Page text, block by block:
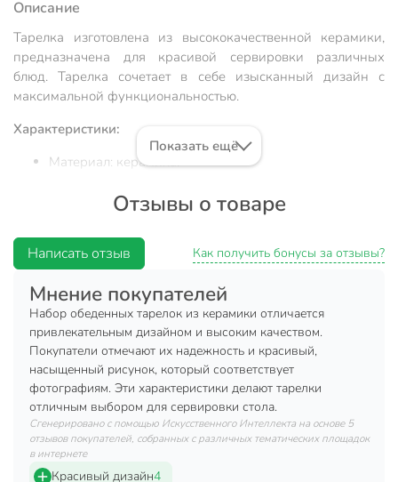
Описание
Тарелка изготовлена из высококачественной керамики,
предназначена для красивой сервировки различных
блюд. Тарелка сочетает в себе изысканный дизайн с
максимальной функциональностью.
Характеристики:
Материал: керамика.
Диаметр: 27 см.
Количество в наборе: 6.
Преимущества:
Гладкое покрытие надежно защищает посуду от
царапин и делает ее очень приятной на ощупь.
Не впитывает запахи.
Не задерживает грязь за счет отсутствия пор.
Керамическая посуда обладает высокой прочностью и
устойчивостью к царапинам, что обеспечивает долгий срок
службы и сохранение первоначального вида на
протяжении всего срока эксплуатации.
Показать ещё
Отзывы о товаре
Написать отзыв Как получить бонусы за отзывы?
Мнение покупателей
Набор обеденных тарелок из керамики отличается
привлекательным дизайном и высоким качеством.
Покупатели отмечают их надежность и красивый,
насыщенный рисунок, который соответствует
фотографиям. Эти характеристики делают тарелки
отличным выбором для сервировки стола.
Сгенерировано с помощью Искусственного Интеллекта на основе 5
отзывов покупателей, собранных с различных тематических площадок
в интернете
Красивый дизайн4